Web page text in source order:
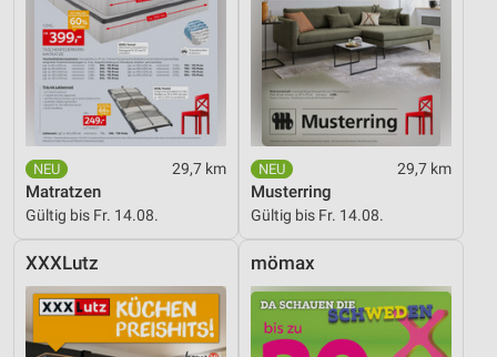
29,7 km
Matratzen
Gültig bis Fr. 14.08.
29,7 km
Musterring
Gültig bis Fr. 14.08.
XXXLutz mömax